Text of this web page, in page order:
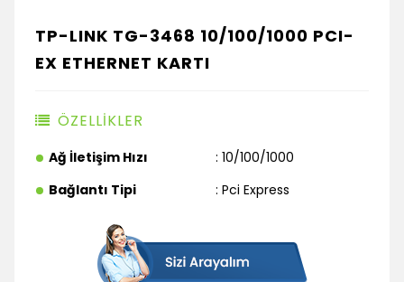
TP-LINK TG-3468 10/100/1000 PCI-
EX ETHERNET KARTI
ÖZELLİKLER
Ağ İletişim Hızı
: 10/100/1000
Bağlantı Tipi
: Pci Express